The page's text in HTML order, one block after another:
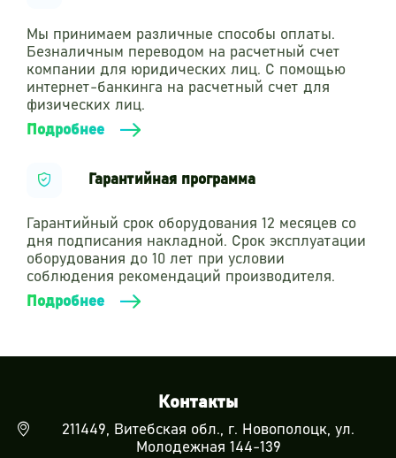
Мы принимаем различные способы оплаты.
Безналичным переводом на расчетный счет
компании для юридических лиц. С помощью
интернет-банкинга на расчетный счет для
физических лиц.
Подробнее
Гарантийная программа
Гарантийный срок оборудования 12 месяцев со
дня подписания накладной. Срок эксплуатации
оборудования до 10 лет при условии
соблюдения рекомендаций производителя.
Подробнее
Контакты
211449, Витебская обл., г. Новополоцк, ул.
Молодежная 144-139